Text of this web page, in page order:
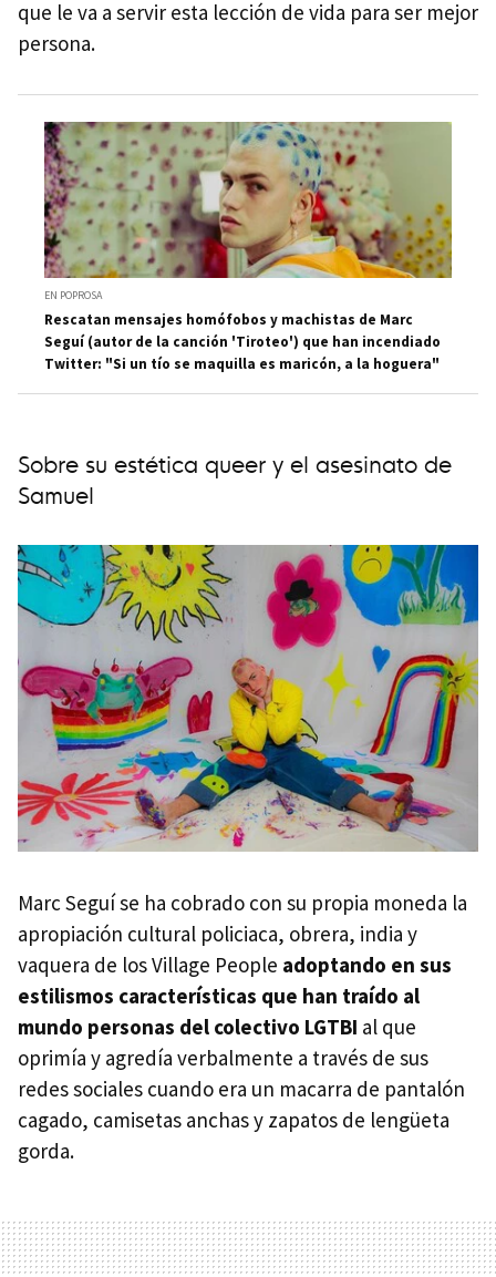
que le va a servir esta lección de vida para ser mejor
persona.
EN POPROSA
Rescatan mensajes homófobos y machistas de Marc
Seguí (autor de la canción 'Tiroteo') que han incendiado
Twitter: "Si un tío se maquilla es maricón, a la hoguera"
Sobre su estética queer y el asesinato de
Samuel
Marc Seguí se ha cobrado con su propia moneda la
apropiación cultural policiaca, obrera, india y
vaquera de los Village People adoptando en sus
estilismos características que han traído al
mundo personas del colectivo LGTBI al que
oprimía y agredía verbalmente a través de sus
redes sociales cuando era un macarra de pantalón
cagado, camisetas anchas y zapatos de lengüeta
gorda.